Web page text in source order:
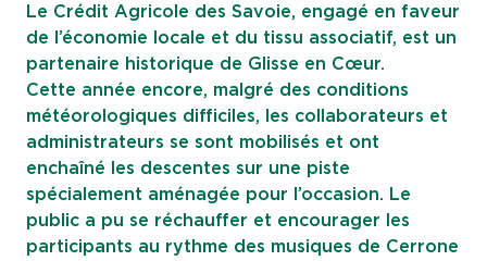
Le Crédit Agricole des Savoie, engagé en faveur
de l’économie locale et du tissu associatif, est un
partenaire historique de Glisse en Cœur.
Cette année encore, malgré des conditions
météorologiques difficiles, les collaborateurs et
administrateurs se sont mobilisés et ont
enchaîné les descentes sur une piste
spécialement aménagée pour l’occasion. Le
public a pu se réchauffer et encourager les
participants au rythme des musiques de Cerrone